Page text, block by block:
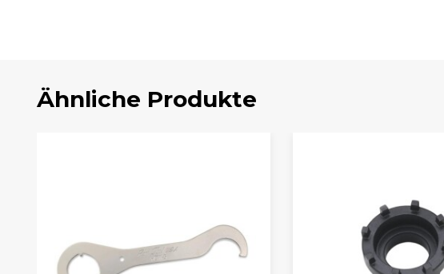
Ähnliche Produkte